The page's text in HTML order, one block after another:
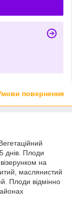
повернення
днів. Плоди
на
маслянистий
Плоди відмінно